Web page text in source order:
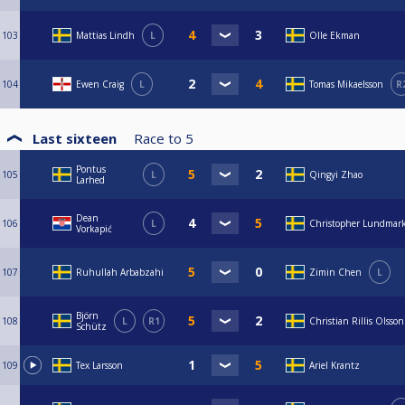
103 Mattias Lindh L Olle Ekman
104 Ewen Craig L Tomas Mikaelsson
Last sixteen Race to 5
105
Pontus
Larhed
L Qingyi Zhao
106
Dean
Vorkapić
L Christopher
107 Ruhullah Arbabzahi Zimin Chen L
108
Björn
Schütz
L R1 Christian Rillis Olsson
109 Tex Larsson Ariel Krantz